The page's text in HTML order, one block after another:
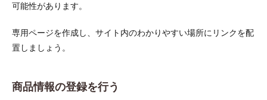
可能性があります。
専用ページを作成し、サイト内のわかりやすい場所にリンクを配
置しましょう。
商品情報の登録を行う